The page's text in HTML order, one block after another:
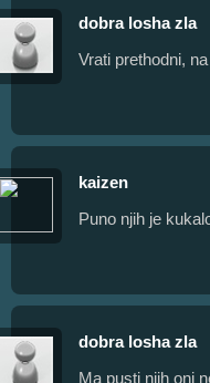
dobra losha zla
Vrati prethodni,
kaizen
Puno njih je
dobra losha zla
Ma pusti njih oni